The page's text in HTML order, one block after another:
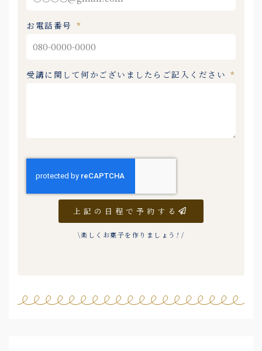
お電話番号
受講に関して何かございましたらご記入ください
上記の日程で予約する
\楽しくお菓子を作りましょう !/